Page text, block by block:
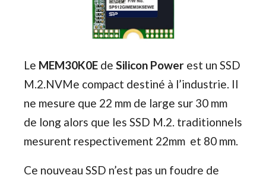
Le MEM30K0E de Silicon Power est un SSD
M.2.NVMe compact destiné à l’industrie. Il
ne mesure que 22 mm de large sur 30 mm
de long alors que les SSD M.2. traditionnels
mesurent respectivement 22mm et 80 mm.
Ce nouveau SSD n’est pas un foudre de